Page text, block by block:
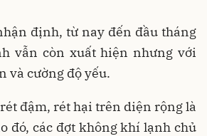
định, từ nay đến đầu tháng
vẫn còn xuất hiện nhưng với
và cường độ yếu.
đậm, rét hại trên diện rộng là
đó, các đợt không khí lạnh chủ